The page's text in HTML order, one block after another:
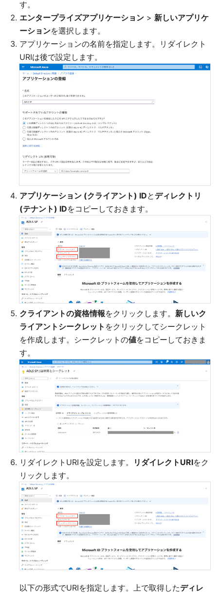
す。
エンタープライズアプリケーション > 新しいアプリケ
ーションを選択します。
アプリケーションの名前を指定します。リダイレクト
URIは後で設定します。
アプリケーション (クライアント) IDと ディレクトリ
(テナント) IDをコピーしておきます。
クライアントの資格情報をクリックします。 新しいク
ライアントシークレット をクリックしてシークレット
を作成します。シークレットの値をコピーしておきま
す。
リダイレクトURIを設定します。 リダイレクトURIをク
リックします。
以下の形式でURIを指定します。上で取得したディレ